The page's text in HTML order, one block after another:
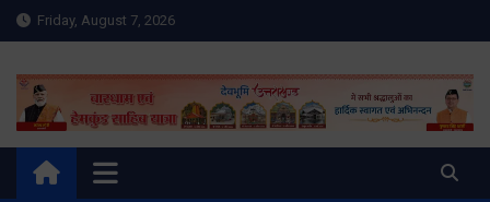
Skip
to
Friday, August 7, 2026
Meru Raibar | Uttarakhand
News | Uttarkashi News
meruraibar.com